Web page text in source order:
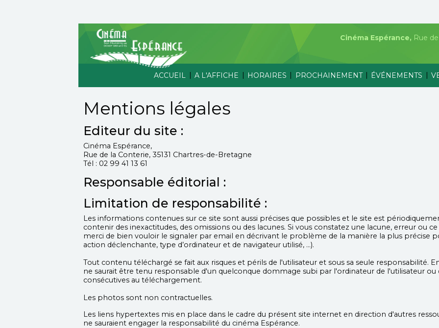
ACCUEIL | A L'AFFICHE | HORAIRES | PROCHAINEMENT | ÉVÉNEMENTS |
Cinéma Espérance, Rue
Mentions légales
Editeur du site :
Cinéma Espérance,
Rue de la Conterie, 35131 Chartres-de-Bretagne
Tél : 02 99 41 13 61
Responsable éditorial :
Limitation de responsabilité :
Les informations contenues sur ce site sont aussi précises que possibles et le site est
contenir des inexactitudes, des omissions ou des lacunes. Si vous constatez une lacune, erreur ou
merci de bien vouloir le signaler par email en décrivant le problème de la manière la plus précise
action déclenchante, type d’ordinateur et de navigateur utilisé, …).
Tout contenu téléchargé se fait aux risques et périls de l'utilisateur et sous sa seule responsabilité.
ne saurait être tenu responsable d'un quelconque dommage subi par l'ordinateur de l'utilisateur
consécutives au téléchargement.
Les photos sont non contractuelles.
Les liens hypertextes mis en place dans le cadre du présent site internet en direction d'autres
ne sauraient engager la responsabilité du cinéma Espérance.